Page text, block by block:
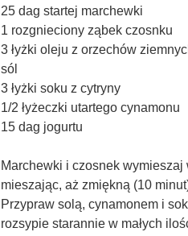
25 dag startej marchewki
1 rozgnieciony ząbek czosnku
3 łyżki oleju z orzechów
sól
3 łyżki soku z cytryny
1/2 łyżeczki utartego cynamonu
15 dag jogurtu
Marchewki i czosnek
mieszając, aż zmiękną (10
Przypraw solą, cynamonem i
rozsypie starannie w małych